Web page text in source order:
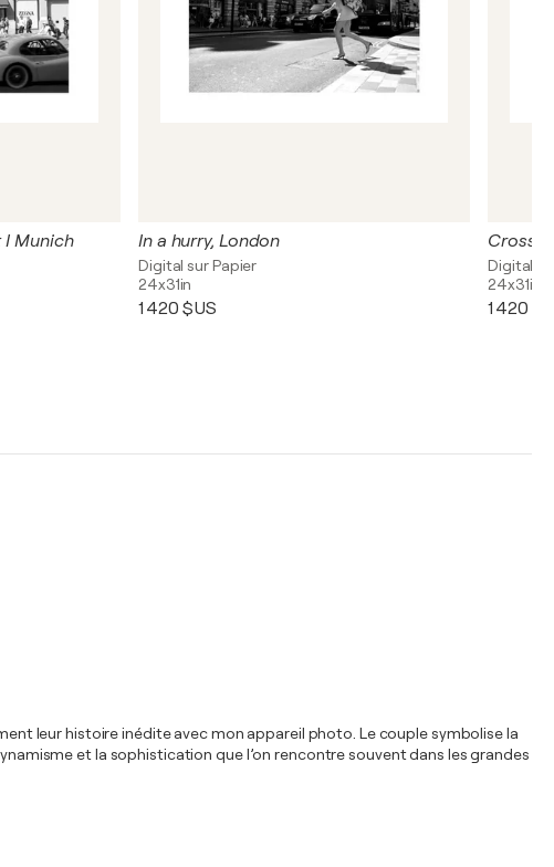
Munich In a hurry, London
Digital sur Papier
24x31in
1 420 $US
Digital
24x31in
1 420
leur histoire inédite avec mon appareil photo. Le couple symbolise la
et la sophistication que l’on rencontre souvent dans les grandes